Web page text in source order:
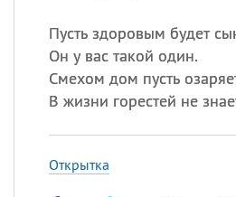
Пусть здоровым будет
Он у вас такой один.
Смехом дом пусть
В жизни горестей не
Открытка